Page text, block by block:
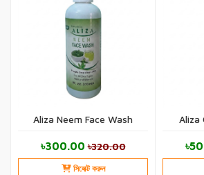
Aliza Neem Face Wash
৳300.00 ৳320.00
সিলেক্ট করুন
Aliza